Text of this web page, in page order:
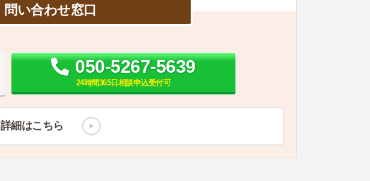
問い合わせ窓口
050-5267-5639
24時間365日相談申込受付可
詳細はこちら